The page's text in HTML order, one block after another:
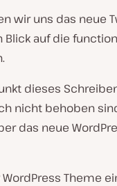
wir uns das neue
auf die
dieses
nicht behoben
das neue
Theme